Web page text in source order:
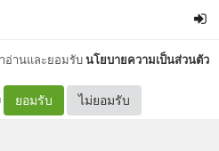
อ่านและยอมรับนโยบายความเป็นส่วนตัว
ยอมรับ ไม่ยอมรับ